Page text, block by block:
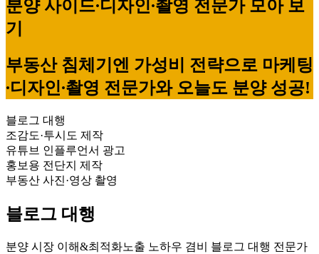
분양 사이드∙디자인∙촬영 전문가 모아 보
기
부동산 침체기엔 가성비 전략으로 마케팅
∙디자인∙촬영 전문가와 오늘도 분양 성공!
블로그 대행
조감도·투시도 제작
유튜브 인플루언서 광고
홍보용 전단지 제작
부동산 사진·영상 촬영
블로그 대행
분양 시장 이해&최적화노출 노하우 겸비 블로그 대행 전문가